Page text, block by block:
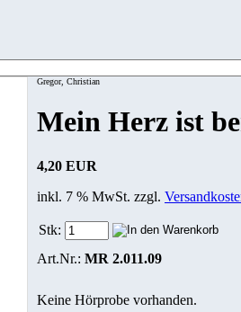
Gregor, Christian
Mein Herz ist
4,20 EUR
inkl. 7 % MwSt. zzgl.
Stk:
Art.Nr.: MR 2.011.09
Keine Hörprobe vorhanden.